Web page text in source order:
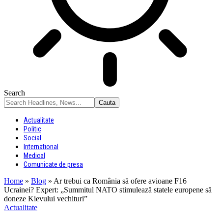
Search
Actualitate
Politic
Social
International
Medical
Comunicate de presa
Home » Blog » Ar trebui ca România să ofere avioane F16
Ucrainei? Expert: „Summitul NATO stimulează statele europene să
doneze Kievului vechituri”
Actualitate